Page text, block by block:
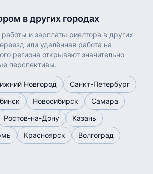
в других городах
и зарплаты риелтора в других
или удалённая работа на
региона открывают значительно
перспективы.
Новгород
Санкт-Петербург
Новосибирск
Самара
Ростов-на-Дону
Казань
Красноярск
Волгоград